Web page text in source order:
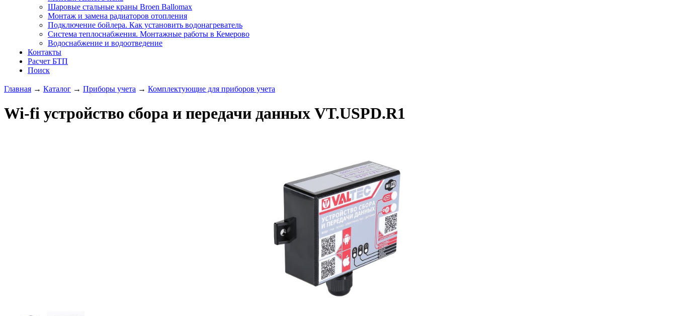
Шаровые стальные краны Broen Ballomax
Монтаж и замена радиаторов отопления
Подключение бойлера. Как установить водонагреватель
Система теплоснабжения. Монтажные работы в Кемерово
Водоснабжение и водоотведение
Контакты
Расчет БТП
Поиск
Главная → Каталог → Приборы учета → Комплектующие для приборов учета
Wi-fi устройство сбора и передачи данных VT.USPD.R1